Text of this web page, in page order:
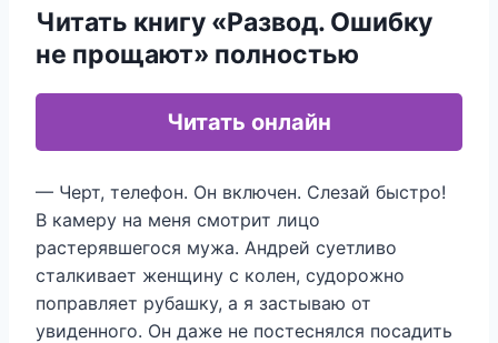
Читать книгу «Развод. Ошибку
не прощают» полностью
Читать онлайн
— Черт, телефон. Он включен. Слезай быстро!
В камеру на меня смотрит лицо
растерявшегося мужа. Андрей суетливо
сталкивает женщину с колен, судорожно
поправляет рубашку, а я застываю от
увиденного. Он даже не постеснялся посадить